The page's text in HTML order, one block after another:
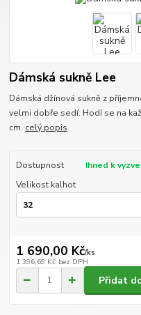
Dámská sukně Lee
Dámská džínová sukně z
velmi dobře sedí. Hodí se na
cm. celý popis
Dostupnost
Ihned k
Velikost kalhot
1 690,00 Kč/ks
1 396,69 Kč bez DPH
Přidat